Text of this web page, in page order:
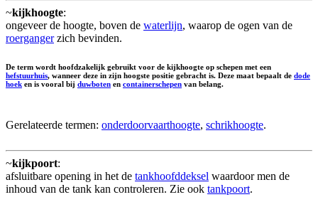
~kijkhoogte:
ongeveer de hoogte, boven de waterlijn, waarop de ogen van de
roergangerzich bevinden.
De term wordt hoofdzakelijk gebruikt voor de kijkhoogte op schepen met een
hefstuurhuis, wanneer deze in zijn hoogste positie gebracht is. Deze maat bepaalt de dode
hoek en is vooral bij duwboten en containerschepen van belang.
Gerelateerde termen: onderdoorvaarthoogte, schrikhoogte.
~kijkpoort:
afsluitbare opening in het de tankhoofddeksel waardoor men de
inhoud van de tank kan controleren. Zie ook tankpoort.